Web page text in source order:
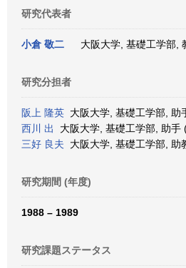
研究代表者
小倉 敬二 大阪大学, 基礎工学部,
研究分担者
阪上 隆英 大阪大学, 基礎工学部, 助
西川 出
大阪大学, 基礎工学部, 助手
三好 良夫 大阪大学, 基礎工学部, 助
研究期間 (年度)
1988 – 1989
研究課題ステータス